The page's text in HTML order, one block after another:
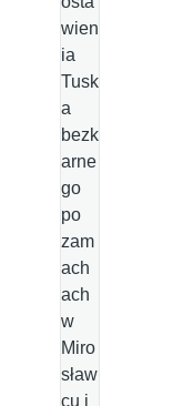
wien
ia
Tusk
a
bezk
arne
go
po
zam
ach
ach
w
Miro
sław
cu i